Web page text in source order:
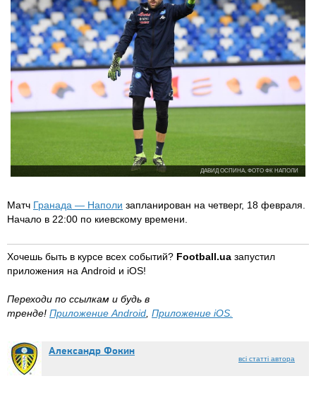
ДАВИД ОСПИНА, ФОТО ФК НАПОЛИ
Матч Гранада — Наполи запланирован на четверг, 18 февраля.
Начало в 22:00 по киевскому времени.
Хочешь быть в курсе всех событий? Football.ua запустил
приложения на Android и iOS!
​Переходи по ссылкам и будь в
тренде! Приложение Android Приложение iOS.
Александр Фокин
всі статті автора